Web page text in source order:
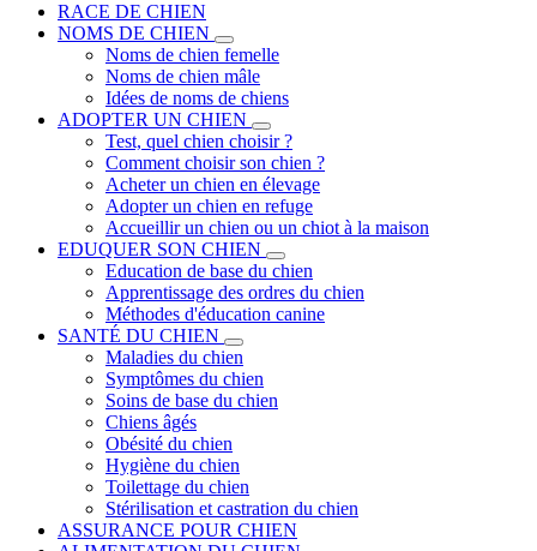
RACE DE CHIEN
NOMS DE CHIEN
Noms de chien femelle
Noms de chien mâle
Idées de noms de chiens
ADOPTER UN CHIEN
Test, quel chien choisir ?
Comment choisir son chien ?
Acheter un chien en élevage
Adopter un chien en refuge
Accueillir un chien ou un chiot à la maison
EDUQUER SON CHIEN
Education de base du chien
Apprentissage des ordres du chien
Méthodes d'éducation canine
SANTÉ DU CHIEN
Maladies du chien
Symptômes du chien
Soins de base du chien
Chiens âgés
Obésité du chien
Hygiène du chien
Toilettage du chien
Stérilisation et castration du chien
ASSURANCE POUR CHIEN